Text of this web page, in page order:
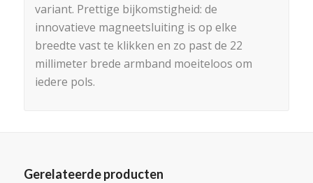
variant. Prettige bijkomstigheid: de
innovatieve magneetsluiting is op elke
breedte vast te klikken en zo past de 22
millimeter brede armband moeiteloos om
iedere pols.
Gerelateerde producten